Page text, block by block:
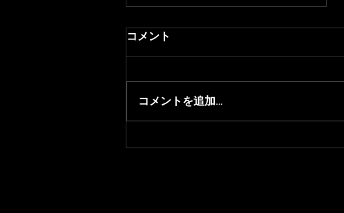
コメント
コメントを追加…